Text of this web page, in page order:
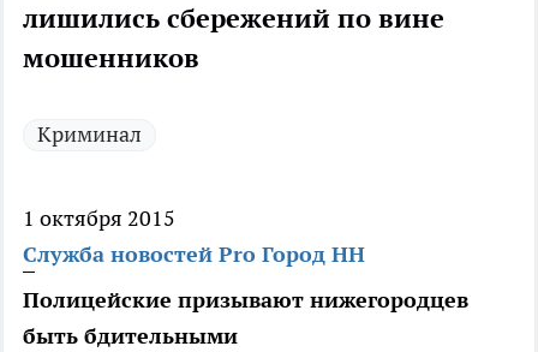
лишились сбережений по вине
мошенников
Криминал
1 октября 2015
Служба новостей Pro Город НН
Полицейские призывают нижегородцев
быть бдительными